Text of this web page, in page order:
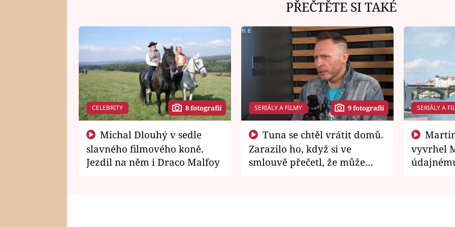
PŘEČTĚTE SI TAKÉ
CELEBRITY 8 fotografií
slavného filmového koně.
Jezdil na něm i Draco Malfoy
SERIÁLY A FILMY 9 fotografií
Zarazilo ho, když si ve
smlouvě přečetl, že může
SERIÁLY A
vyvrhel